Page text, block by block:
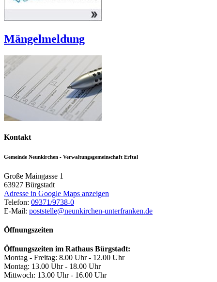
Mängelmeldung
Kontakt
Gemeinde Neunkirchen - Verwaltungsgemeinschaft Erftal
Große Maingasse 1
63927 Bürgstadt
Adresse in Google Maps anzeigen
Telefon: 09371/9738-0
E-Mail: poststelle@neunkirchen-unterfranken.de
Öffnungszeiten
Öffnungszeiten im Rathaus Bürgstadt:
Montag - Freitag: 8.00 Uhr - 12.00 Uhr
Montag: 13.00 Uhr - 18.00 Uhr
Mittwoch: 13.00 Uhr - 16.00 Uhr